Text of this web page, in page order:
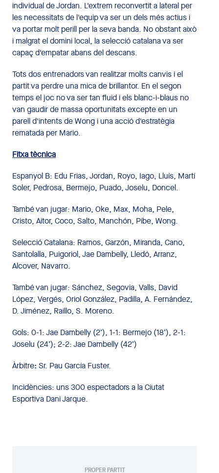
individual de Jordan. L'extrem reconvertit a lateral per
les necessitats de l'equip va ser un dels més actius i
va portar molt perill per la seva banda. No obstant això
i malgrat el domini local, la selecció catalana va ser
capaç d'empatar abans del descans.
Tots dos entrenadors van realitzar molts canvis i el
partit va perdre una mica de brillantor. En el segon
temps el joc no va ser tan fluid i els blanc-i-blaus no
van gaudir de massa oportunitats excepte en un
parell d'intents de Wong i una acció d'estratègia
rematada per Mario.
Fitxa tècnica
Espanyol B: Edu Frias, Jordan, Royo, Iago, Lluís, Martí
Soler, Pedrosa, Bermejo, Puado, Joselu, Doncel.
També van jugar: Mario, Oke, Max, Moha, Pele,
Cristo, Aitor, Coco, Salto, Manchón, Pibe, Wong.
Selecció Catalana: Ramos, Garzón, Miranda, Cano,
Santolalla, Puigoriol, Jae Dambelly, Lledó, Arranz,
Alcover, Navarro.
També van jugar: Sánchez, Segovia, Valls, David
López, Vergés, Oriol González, Padilla, A. Fernández,
D. Jiménez, Raillo, S. Moreno.
Gols: 0-1: Jae Dambelly (2’), 1-1: Bermejo (18’), 2-1:
Joselu (24’); 2-2: Jae Dambelly (42’)
Àrbitre: Sr. Pau García Fuster.
Incidències: uns 300 espectadors a la Ciutat
Esportiva Dani Jarque.
PROPER PARTIT